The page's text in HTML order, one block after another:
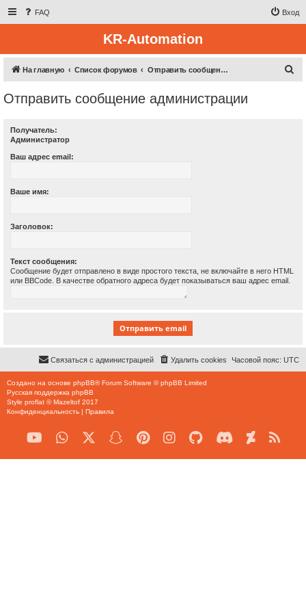
FAQ Вход
KR-Automation
На главную Список форумов Отправить сообщение администрации
Отправить сообщение администрации
Получатель:
Администратор
Ваш адрес email:
Ваше имя:
Заголовок:
Текст сообщения:
Сообщение будет отправлено в виде простого текста, не включайте в него HTML
или BBCode. В качестве обратного адреса будет показываться ваш адрес email.
Часовой пояс: UTC
Удалить cookies
Связаться с администрацией
Создано на основе phpBB® Forum Software © phpBB Limited
Русская поддержка phpBB
Style proflat ©Mazeltof 2017
Конфиденциальность | Правила